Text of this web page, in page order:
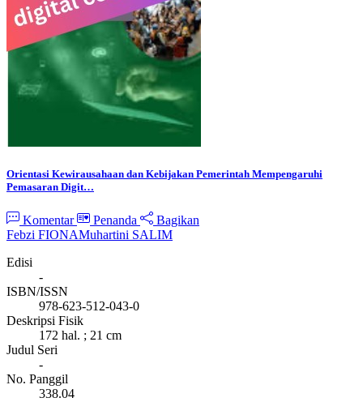
Orientasi Kewirausahaan dan Kebijakan Pemerintah Mempengaruhi
Pemasaran Digit…
Komentar Penanda
Bagikan
Febzi FIONAMuhartini SALIM
Edisi
-
ISBN/ISSN
978-623-512-043-0
Deskripsi Fisik
172 hal. ; 21 cm
Judul Seri
-
No. Panggil
338.04